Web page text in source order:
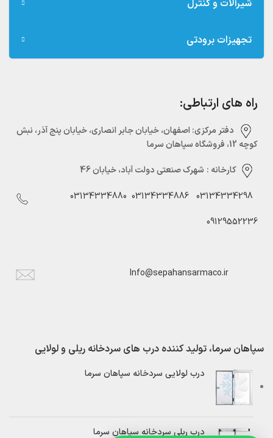
شیرآلات و کنترل
تجهیزات برودتی
راه های ارتباطی:
دفتر مرکزی:‌ اصفهان، خیابان جابر انصاری، خیابان پنج آذر، نبش
کوچه 12، فروشگاه سپاهان سرما
کارخانه : شهرک صنعتی دولت آباد، خیابان 46
03134334298
03134334886
03134334880
09129552236
Info@sepahansarmaco.ir
سپاهان سرما، تولید کننده درب های سردخانه ریلی و لولایی
درب لولایی سردخانه سپاهان سرما
درب ریلی سردخانه سپاهان سرما